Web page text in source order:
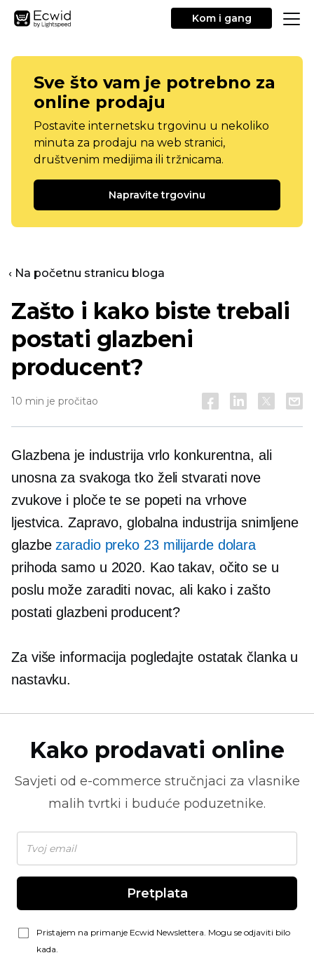
Kom i gang
Sve što vam je potrebno za
online prodaju
Postavite internetsku trgovinu u nekoliko
minuta za prodaju na web stranici,
društvenim medijima ili tržnicama.
Napravite trgovinu
‹ Na početnu stranicu bloga
Zašto i kako biste trebali
postati glazbeni
producent?
10 min je pročitao
Glazbena je industrija vrlo konkurentna, ali
unosna za svakoga tko želi stvarati nove
zvukove i ploče te se popeti na vrhove
ljestvica. Zapravo, globalna industrija snimljene
glazbe zaradio preko 23 milijarde dolara
prihoda samo u 2020. Kao takav, očito se u
poslu može zaraditi novac, ali kako i zašto
postati glazbeni producent?
Za više informacija pogledajte ostatak članka u
nastavku.
Kako prodavati online
Savjeti od e-commerce stručnjaci za vlasnike
malih tvrtki i buduće poduzetnike.
Pretplata
Pristajem na primanje Ecwid Newslettera. Mogu se odjaviti bilo
kada.